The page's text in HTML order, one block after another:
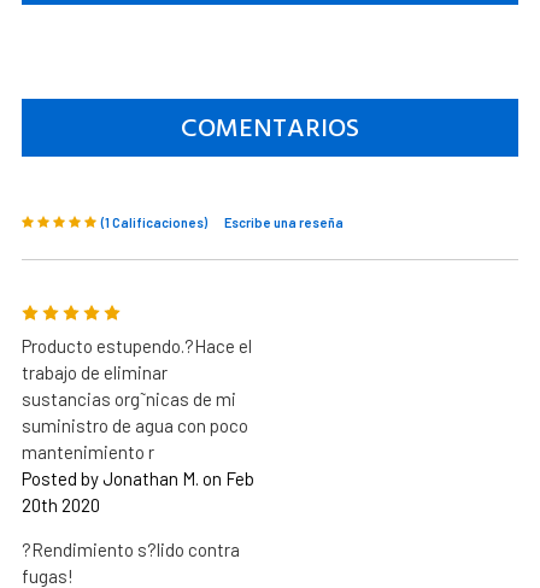
COMENTARIOS
(1 Calificaciones) Escribe una reseña
5
Producto estupendo.?Hace el
trabajo de eliminar
sustancias org˜nicas de mi
suministro de agua con poco
mantenimiento r
Posted by Jonathan M. on Feb
20th 2020
?Rendimiento s?lido contra
fugas!